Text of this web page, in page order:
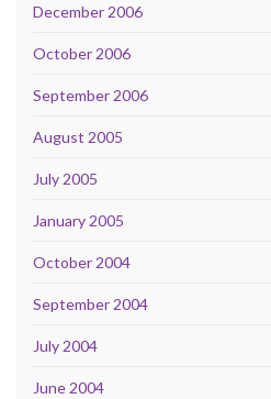
December 2006
October 2006
September 2006
August 2005
July 2005
January 2005
October 2004
September 2004
July 2004
June 2004